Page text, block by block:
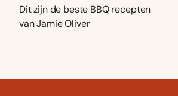
Dit zijn de beste BBQ recepten
van Jamie Oliver